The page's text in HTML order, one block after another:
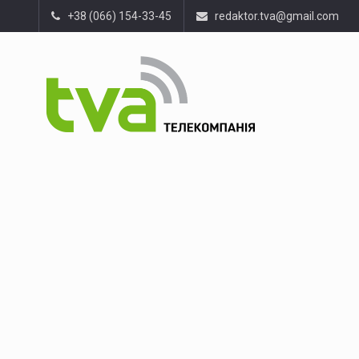
+38 (066) 154-33-45 redaktor.tva@gmail.com